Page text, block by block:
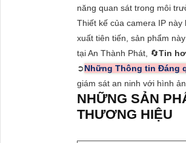
năng quan sát trong môi
Thiết kế của camera IP
xuất tiên tiến, sản phẩm
tại An Thành Phát, 🔄Tin
➲Những Thông tin Đáng
giám sát an ninh với hình
NHỮNG SẢN
THƯƠNG HIỆU